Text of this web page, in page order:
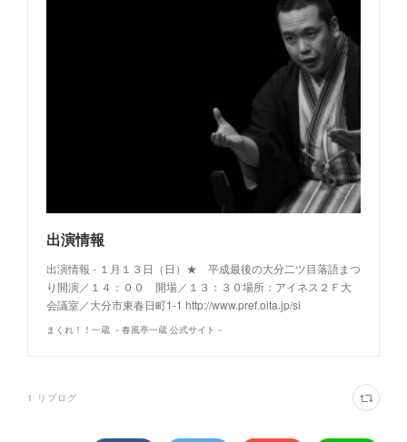
出演情報
出演情報 - １月１３日（日）★ 平成最後の大分二ツ目落語まつ
り開演／１４：００ 開場／１３：３０場所：アイネス２Ｆ大
会議室／大分市東春日町1-1 http://www.pref.oita.jp/si
まくれ！！一蔵 －春風亭一蔵 公式サイト－
1 リブログ